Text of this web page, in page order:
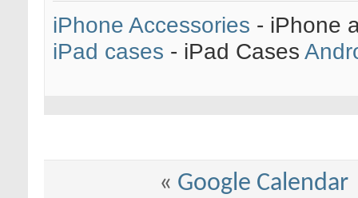
iPhone Accessories - iPhone
iPad cases - iPad Cases
« Google Calendar